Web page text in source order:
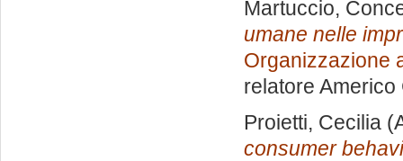
Martuccio,
umane nelle
Organizzazione
relatore Americo
Proietti, Cecilia
consumer